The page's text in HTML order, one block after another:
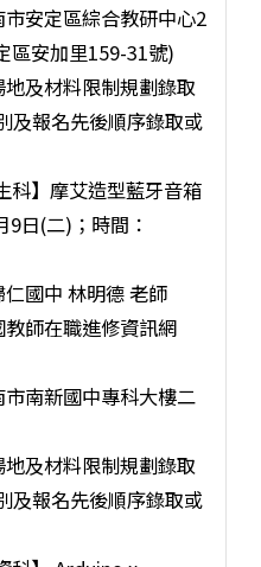
安定區綜合教研中心2
區安加里159-31號)
及材料限制規劃錄取
及報名先後順序錄取或
科】摩艾造型藍牙音箱
9日(二)；時間：
國中 林明德 老師
師在職進修資訊網
南新國中專科大樓二
及材料限制規劃錄取
及報名先後順序錄取或